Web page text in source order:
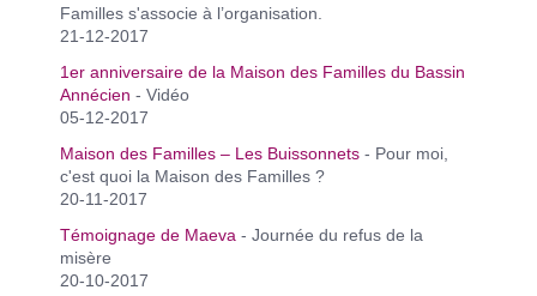
Familles s'associe à l’organisation.
21-12-2017
1er anniversaire de la Maison des Familles du Bassin
Annécien - Vidéo
05-12-2017
Maison des Familles – Les Buissonnets - Pour moi,
c'est quoi la Maison des Familles ?
20-11-2017
Témoignage de Maeva - Journée du refus de la
misère
20-10-2017